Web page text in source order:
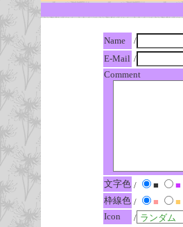
Name
/
E-Mail /
Comment
文字色 / ■ ■
枠線色 / ■ ■
Icon
/